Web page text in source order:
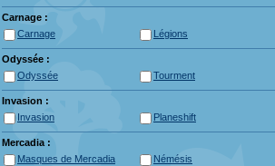
Carnage :
Carnage
Légions
Odyssée :
Odyssée
Tourment
Invasion :
Invasion
Planeshift
Mercadia :
Masques de Mercadia
Némésis